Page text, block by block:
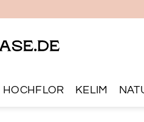
HOCHFLOR KELIM